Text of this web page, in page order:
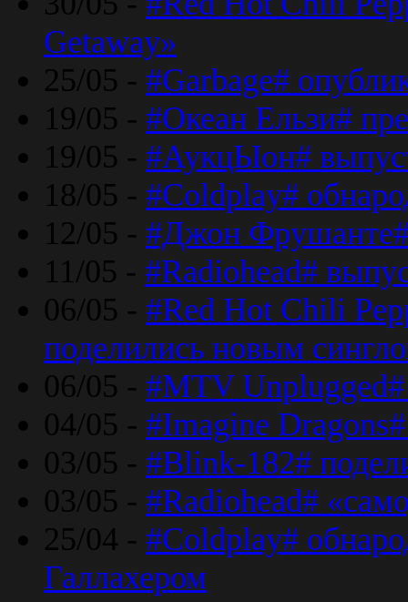
Getaway»
25/05 - #Garbage#
19/05 - #Океан Ельзи#
19/05 - #АукцЫон#
18/05 - #Coldplay#
12/05 - #Джон
11/05 - #Radiohead#
06/05 - #Red Hot Chili
поделились новым
06/05 - #MTV Unplugged#
04/05 - #Imagine
03/05 - #Blink-182#
03/05 - #Radiohead#
25/04 - #Coldplay#
Галлахером